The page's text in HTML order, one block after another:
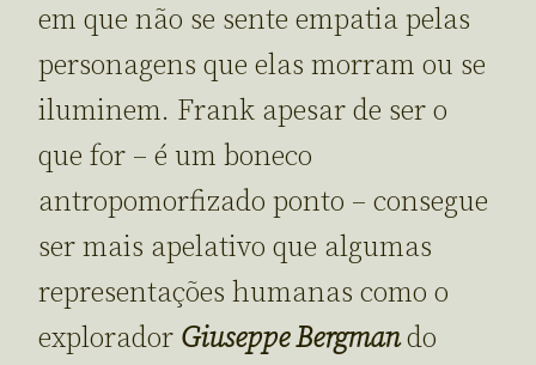
em que não se sente empatia pelas
personagens que elas morram ou se
iluminem. Frank apesar de ser o
que for – é um boneco
antropomorfizado ponto – consegue
ser mais apelativo que algumas
representações humanas como o
explorador Giuseppe Bergmando